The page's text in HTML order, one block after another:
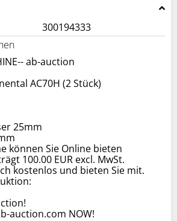
300194333
ab-auction
AC70H (2 Stück)
25mm
können Sie Online bieten
100.00 EUR excl. MwSt.
kostenlos und bieten Sie mit.
auction.com NOW!